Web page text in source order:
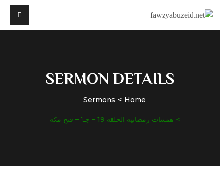
SERMON DETAILS
Home
Sermons
همسات رمضانية الحلقة 19 – جـ1 – فتح مكة